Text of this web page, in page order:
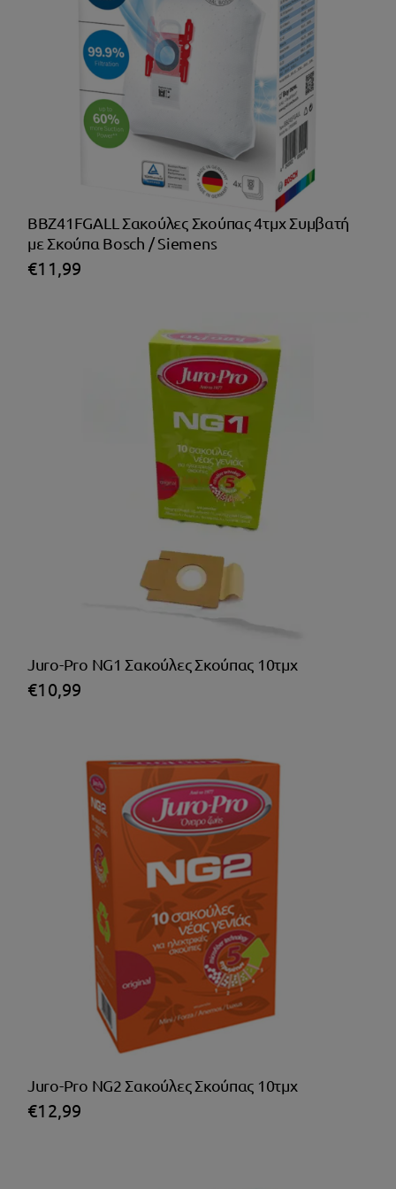
Θέρμανση
BBZ41FGALL Σακούλες Σκούπας 4τμχ Συμβατή
με Σκούπα Bosch / Siemens
€11,99
Juro-Pro NG1 Σακούλες Σκούπας 10τμχ
€10,99
Juro-Pro NG2 Σακούλες Σκούπας 10τμχ
€12,99